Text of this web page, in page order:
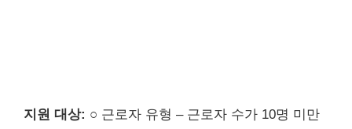
지원 대상: ○ 근로자 유형 – 근로자 수가 10명 미만